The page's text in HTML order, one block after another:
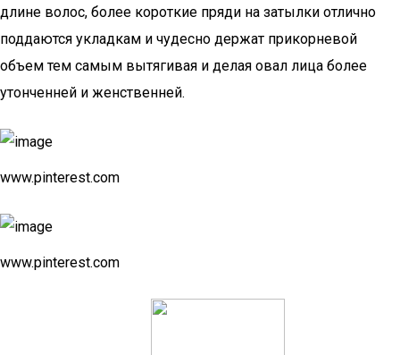
длине волос, более короткие пряди на затылки отлично
поддаются укладкам и чудесно держат прикорневой
объем тем самым вытягивая и делая овал лица более
утонченней и женственней.
www.pinterest.com
www.pinterest.com